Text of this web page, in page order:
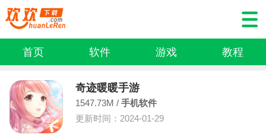
首页 软件 游戏 教程
奇迹暖暖手游
1547.73M / 手机软件
更新时间：2024-01-29